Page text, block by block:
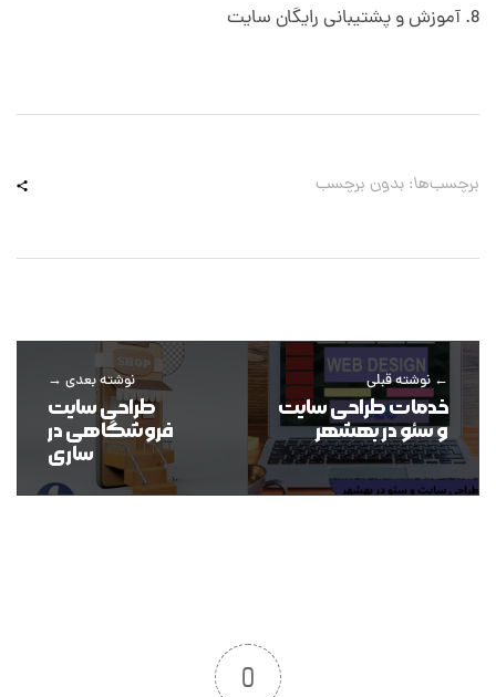
آموزش و پشتیبانی رایگان سایت
برچسب‌ها: بدون برچسب
نوشته قبلی
خدمات طراحی سایت
و سئو در بهشهر
نوشته بعدی
طراحی سایت
فروشگاهی در
ساری
0